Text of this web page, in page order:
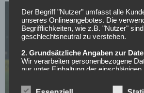
BORUSSIA DORTMUND
Wunderkind
Der Begriff "Nutzer" umfasst alle
unseres Onlineangebotes. Die
Begrifflichkeiten, wie z.B. "Nutzer" sind
geschlechtsneutral zu verstehen.
2. Grundsätzliche Angaben zur
Wir verarbeiten personenbezogene
nur unter Einhaltung der einschlägigen
Geboten der Datensparsamkeit- und